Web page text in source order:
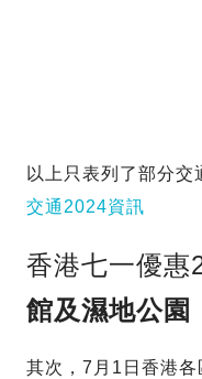
以上只表列了部分交
交通2024資訊
香港七一優惠
館及濕地公園
其次，7月1日香港